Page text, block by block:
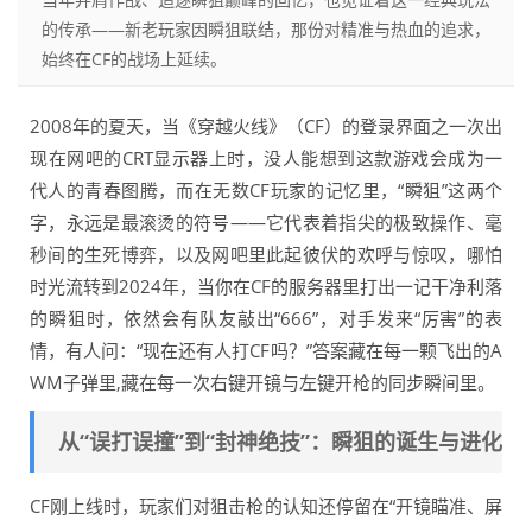
的传承——新老玩家因瞬狙联结，那份对精准与热血的追求，
始终在CF的战场上延续。
2008年的夏天，当《穿越火线》（CF）的登录界面之一次出
现在网吧的CRT显示器上时，没人能想到这款游戏会成为一
代人的青春图腾，而在无数CF玩家的记忆里，“瞬狙”这两个
字，永远是最滚烫的符号——它代表着指尖的极致操作、毫
秒间的生死博弈，以及网吧里此起彼伏的欢呼与惊叹，哪怕
时光流转到2024年，当你在CF的服务器里打出一记干净利落
的瞬狙时，依然会有队友敲出“666”，对手发来“厉害”的表
情，有人问：“现在还有人打CF吗？”答案藏在每一颗飞出的A
WM子弹里,藏在每一次右键开镜与左键开枪的同步瞬间里。
从“误打误撞”到“封神绝技”：瞬狙的诞生与进化
CF刚上线时，玩家们对狙击枪的认知还停留在“开镜瞄准、屏